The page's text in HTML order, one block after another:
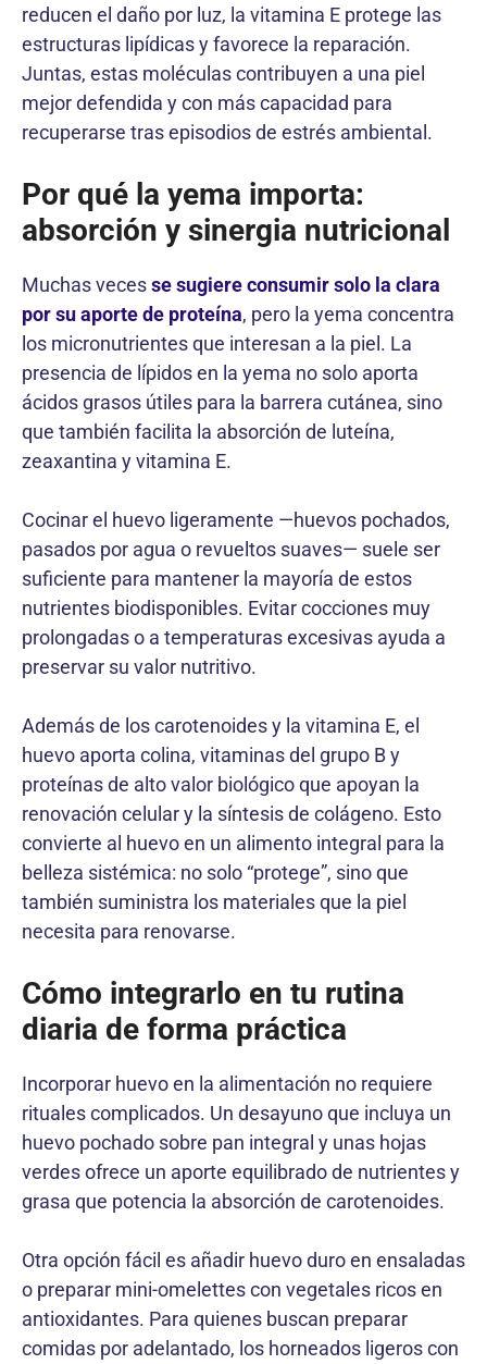
reducen el daño por luz, la vitamina E protege las
estructuras lipídicas y favorece la reparación.
Juntas, estas moléculas contribuyen a una piel
mejor defendida y con más capacidad para
recuperarse tras episodios de estrés ambiental.
Por qué la yema importa:
absorción y sinergia nutricional
Muchas vecesse sugiere consumir solo la clara
por su aporte de proteína, pero la yema concentra
los micronutrientes que interesan a la piel. La
presencia de lípidos en la yema no solo aporta
ácidos grasos útiles para la barrera cutánea, sino
que también facilita la absorción de luteína,
zeaxantina y vitamina E.
Cocinar el huevo ligeramente —huevos pochados,
pasados por agua o revueltos suaves— suele ser
suficiente para mantener la mayoría de estos
nutrientes biodisponibles. Evitar cocciones muy
prolongadas o a temperaturas excesivas ayuda a
preservar su valor nutritivo.
Además de los carotenoides y la vitamina E, el
huevo aporta colina, vitaminas del grupo B y
proteínas de alto valor biológico que apoyan la
renovación celular y la síntesis de colágeno. Esto
convierte al huevo en un alimento integral para la
belleza sistémica: no solo “protege”, sino que
también suministra los materiales que la piel
necesita para renovarse.
Cómo integrarlo en tu rutina
diaria de forma práctica
Incorporar huevo en la alimentación no requiere
rituales complicados. Un desayuno que incluya un
huevo pochado sobre pan integral y unas hojas
verdes ofrece un aporte equilibrado de nutrientes y
grasa que potencia la absorción de carotenoides.
Otra opción fácil es añadir huevo duro en ensaladas
o preparar mini-omelettes con vegetales ricos en
antioxidantes. Para quienes buscan preparar
comidas por adelantado, los horneados ligeros con